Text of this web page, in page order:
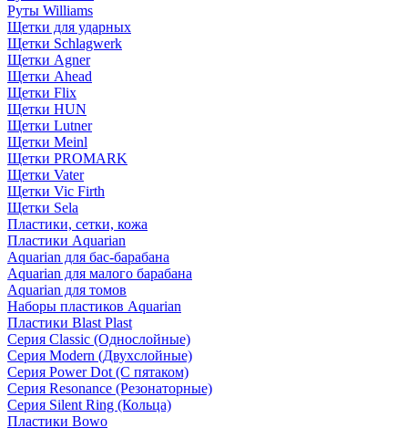
Руты Williams
Щетки для ударных
Щетки Schlagwerk
Щетки Agner
Щетки Ahead
Щетки Flix
Щетки HUN
Щетки Lutner
Щетки Meinl
Щетки PROMARK
Щетки Vater
Щетки Vic Firth
Щетки Sela
Пластики, сетки, кожа
Пластики Aquarian
Aquarian для бас-барабана
Aquarian для малого барабана
Aquarian для томов
Наборы пластиков Aquarian
Пластики Blast Plast
Серия Classic (Однослойные)
Серия Modern (Двухслойные)
Серия Power Dot (С пятаком)
Серия Resonance (Резонаторные)
Серия Silent Ring (Кольца)
Пластики Bowo